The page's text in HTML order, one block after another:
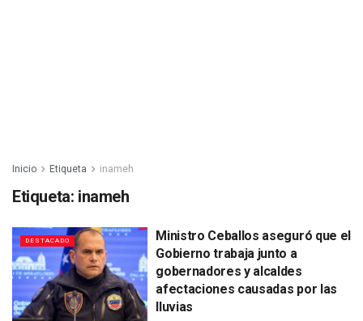
Inicio Etiqueta inameh
Etiqueta: inameh
DESTACADO
Ministro Ceballos aseguró que el
Gobierno trabaja junto a
gobernadores y alcaldes
afectaciones causadas por las
lluvias